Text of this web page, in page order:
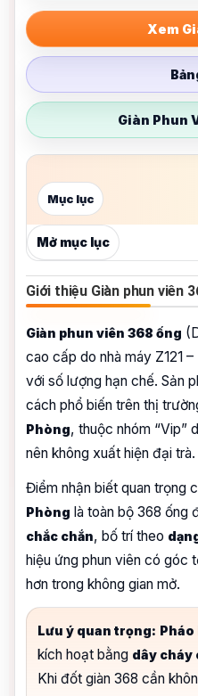
Xem
Giàn Phun
Mục lục
Mở mục lục
Giới thiệu Giàn phun viên
Giàn phun viên 368 ống
cao cấp do nhà máy Z121
với số lượng hạn chế. Sản
cách phổ biến trên thị
Phòng, thuộc nhóm “Vip”
nên không xuất hiện đại trà.
Điểm nhận biết quan trọng
Phòng là toàn bộ 368 ống
chắc chắn, bố trí theo
hiệu ứng phun viên có góc
hơn trong không gian mở.
Lưu ý quan trọng: Pháo
kích hoạt bằng dây cháy
Khi đốt giàn 368 cần